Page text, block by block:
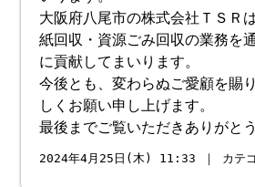
大阪府八尾市の株式会社ＴＳＲ
紙回収・資源ごみ回収の業務を
に貢献してまいります。
今後とも、変わらぬご愛顧を賜
しくお願い申し上げます。
最後までご覧いただきありがと
2024年4月25日(木) 11:33 ｜ カテゴ